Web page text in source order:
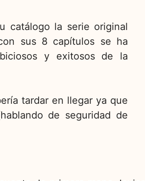
catálogo la serie original
sus 8 capítulos se ha
y exitosos de la
tardar en llegar ya que
de seguridad de